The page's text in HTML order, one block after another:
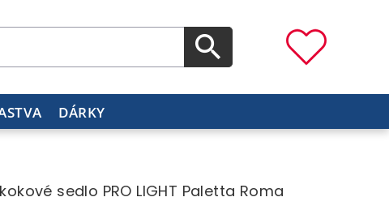
DÁRKY
sedlo PRO LIGHT Paletta Roma